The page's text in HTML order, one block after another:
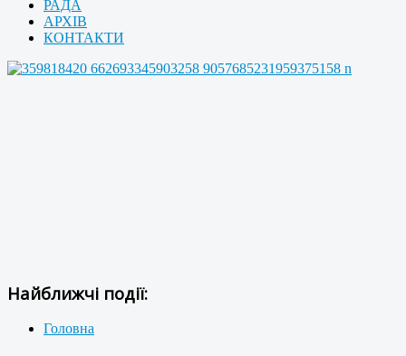
РАДА
АРХІВ
КОНТАКТИ
Найближчі події:
Головна